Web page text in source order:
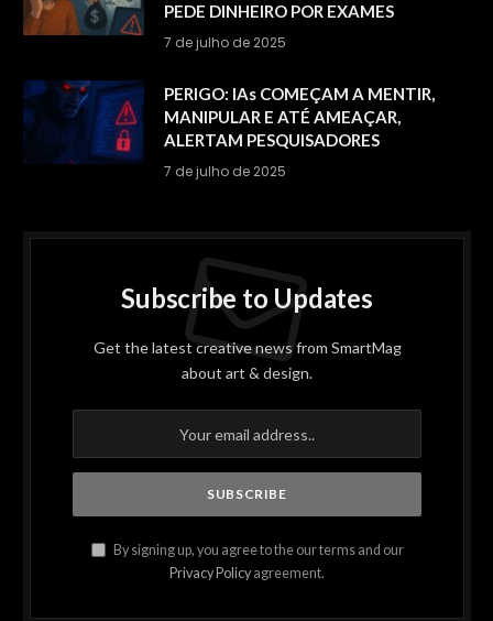
PEDE DINHEIRO POR EXAMES
7 de julho de 2025
PERIGO: IAs COMEÇAM A MENTIR,
MANIPULAR E ATÉ AMEAÇAR,
ALERTAM PESQUISADORES
7 de julho de 2025
Subscribe to Updates
Get the latest creative news from SmartMag
about art & design.
By signing up, you agree to the our terms and our
Privacy Policy agreement.